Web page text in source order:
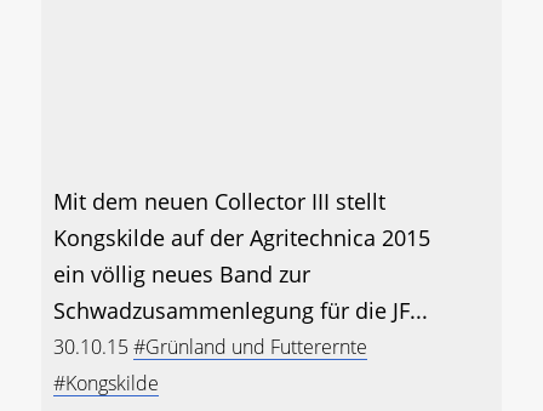
Mit dem neuen Collector III stellt
Kongskilde auf der Agritechnica 2015
ein völlig neues Band zur
Schwadzusammenlegung für die JF...
30.10.15#Grünland und Futterernte
#Kongskilde